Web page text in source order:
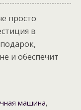
просто
в
и обеспечит
машина,